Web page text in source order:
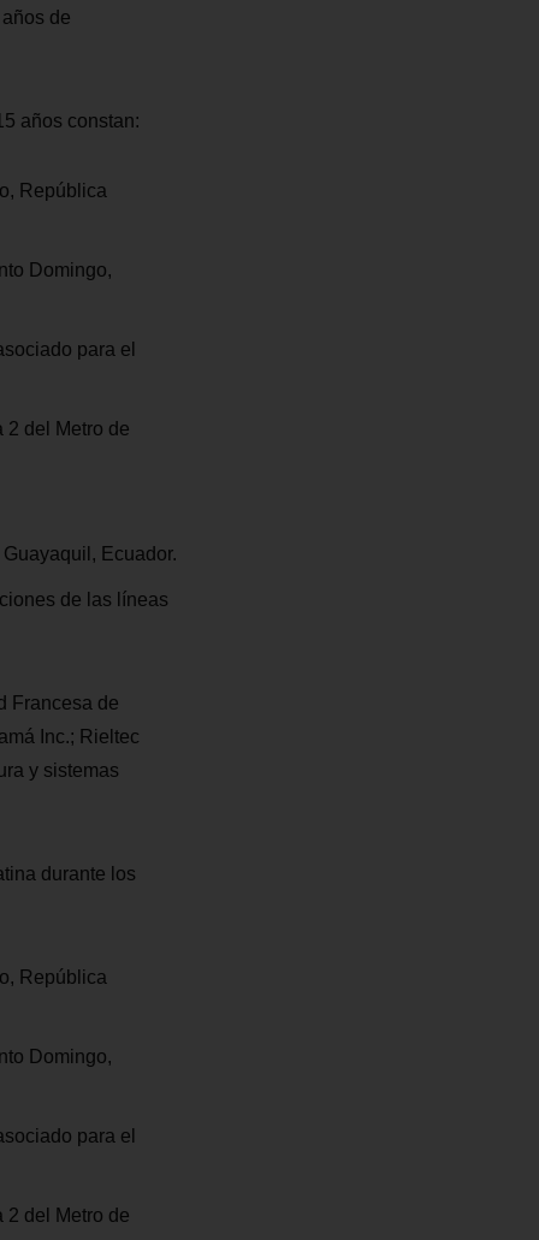
de
años constan:
República
Domingo,
para el
del Metro de
Ecuador.
de las líneas
Francesa de
Inc.; Rieltec
y sistemas
durante los
República
Domingo,
para el
del Metro de